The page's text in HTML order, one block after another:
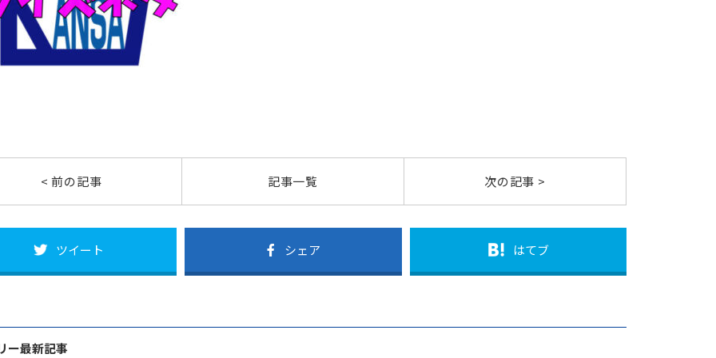
< 前の記事 記事一覧 次の記事 >
ツイート シェア はてブ
ー最新記事